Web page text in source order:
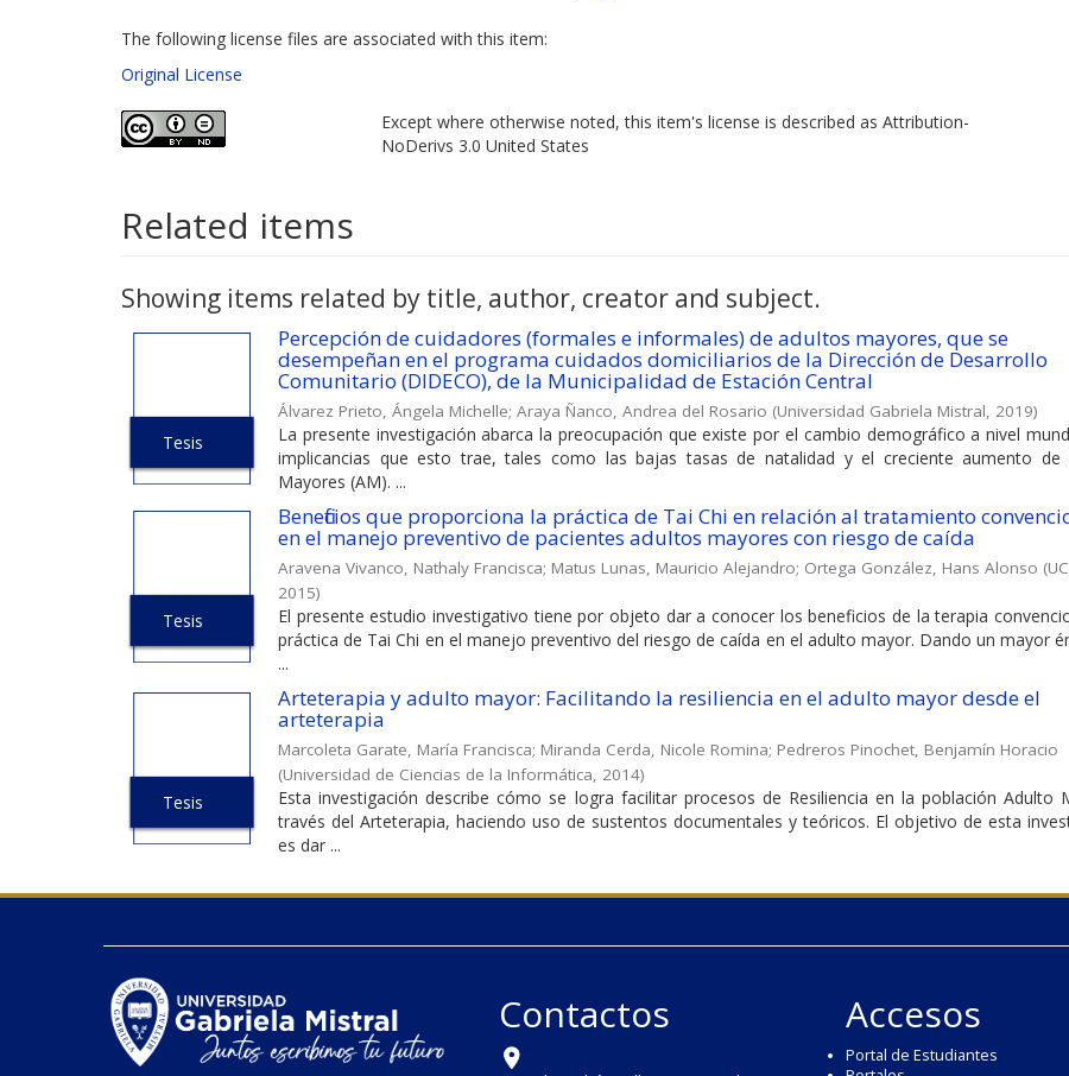
The following license files are associated with this item:
Original License
Except where otherwise noted, this item's license is described as Attribution-
NoDerivs 3.0 United States
Related items
Showing items related by title, author, creator and subject.
Tesis
Percepción de cuidadores (formales e informales) de adultos mayores, que se
desempeñan en el programa cuidados domiciliarios de la Dirección de Desarrollo
Comunitario (DIDECO), de la Municipalidad de Estación Central
Álvarez Prieto, Ángela Michelle; Araya Ñanco, Andrea del Rosario (Universidad Gabriela Mistral, 2019)
La presente investigación abarca la preocupación que existe por el cambio demográfico a nivel
implicancias que esto trae, tales como las bajas tasas de natalidad y el creciente aumento de
Mayores (AM). ...
Tesis
Beneficios que proporciona la práctica de Tai Chi en relación al tratamiento
en el manejo preventivo de pacientes adultos mayores con riesgo de caída
Aravena Vivanco, Nathaly Francisca; Matus Lunas, Mauricio Alejandro; Ortega González, Hans Alonso (
2015)
El presente estudio investigativo tiene por objeto dar a conocer los beneficios de la terapia
práctica de Tai Chi en el manejo preventivo del riesgo de caída en el adulto mayor. Dando un mayor
...
Tesis
Arteterapia y adulto mayor: Facilitando la resiliencia en el adulto mayor desde el
arteterapia
Marcoleta Garate, María Francisca; Miranda Cerda, Nicole Romina; Pedreros Pinochet, Benjamín Horacio
(Universidad de Ciencias de la Informática, 2014)
Esta investigación describe cómo se logra facilitar procesos de Resiliencia en la población Adulto
través del Arteterapia, haciendo uso de sustentos documentales y teóricos. El objetivo de esta
es dar ...
Contactos Accesos
Portal de Estudiantes